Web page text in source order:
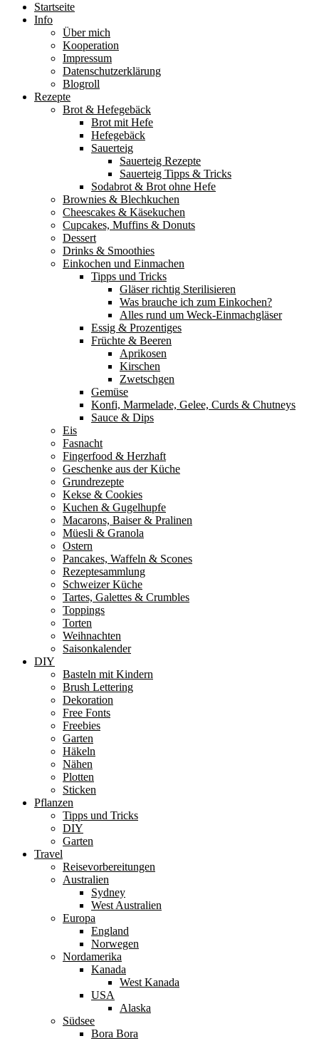
Startseite
Info
Über mich
Kooperation
Impressum
Datenschutzerklärung
Blogroll
Rezepte
Brot & Hefegebäck
Brot mit Hefe
Hefegebäck
Sauerteig
Sauerteig Rezepte
Sauerteig Tipps & Tricks
Sodabrot & Brot ohne Hefe
Brownies & Blechkuchen
Cheescakes & Käsekuchen
Cupcakes, Muffins & Donuts
Dessert
Drinks & Smoothies
Einkochen und Einmachen
Tipps und Tricks
Gläser richtig Sterilisieren
Was brauche ich zum Einkochen?
Alles rund um Weck-Einmachgläser
Essig & Prozentiges
Früchte & Beeren
Aprikosen
Kirschen
Zwetschgen
Gemüse
Konfi, Marmelade, Gelee, Curds & Chutneys
Sauce & Dips
Eis
Fasnacht
Fingerfood & Herzhaft
Geschenke aus der Küche
Grundrezepte
Kekse & Cookies
Kuchen & Gugelhupfe
Macarons, Baiser & Pralinen
Müesli & Granola
Ostern
Pancakes, Waffeln & Scones
Rezeptesammlung
Schweizer Küche
Tartes, Galettes & Crumbles
Toppings
Torten
Weihnachten
Saisonkalender
DIY
Basteln mit Kindern
Brush Lettering
Dekoration
Free Fonts
Freebies
Garten
Häkeln
Nähen
Plotten
Sticken
Pflanzen
Tipps und Tricks
DIY
Garten
Travel
Reisevorbereitungen
Australien
Sydney
West Australien
Europa
England
Norwegen
Nordamerika
Kanada
West Kanada
USA
Alaska
Südsee
Bora Bora